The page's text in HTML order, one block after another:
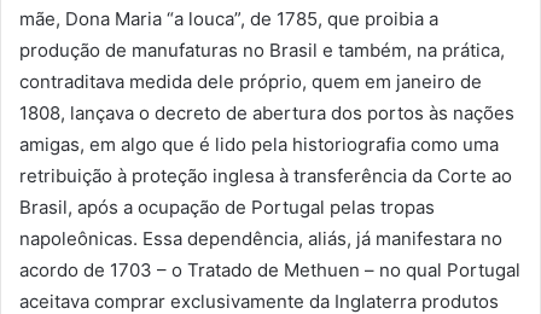
mãe, Dona Maria “a louca”, de 1785, que proibia a
produção de manufaturas no Brasil e também, na prática,
contraditava medida dele próprio, quem em janeiro de
1808, lançava o decreto de abertura dos portos às nações
amigas, em algo que é lido pela historiografia como uma
retribuição à proteção inglesa à transferência da Corte ao
Brasil, após a ocupação de Portugal pelas tropas
napoleônicas. Essa dependência, aliás, já manifestara no
acordo de 1703 – o Tratado de Methuen – no qual Portugal
aceitava comprar exclusivamente da Inglaterra produtos